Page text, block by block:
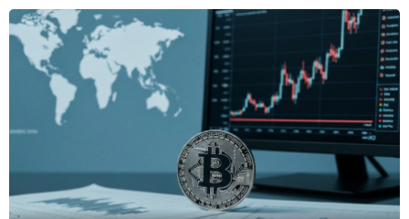
Dogecoin (DOGE) (-0.30%)
₩91,753,546 (+0.31%)
Ethereum (ETH) ₩2,705,801(+0.17%)